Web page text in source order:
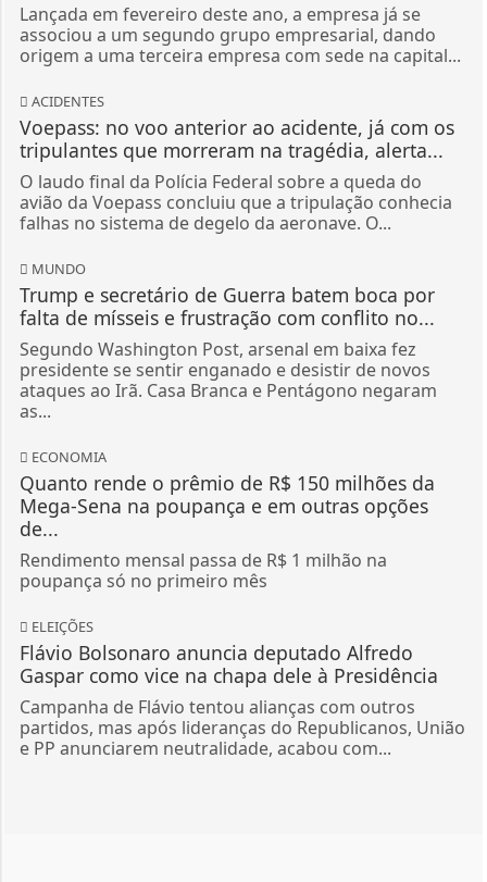
Lançada em fevereiro deste ano, a empresa já se
associou a um segundo grupo empresarial, dando
origem a uma terceira empresa com sede na capital...
ACIDENTES
Voepass: no voo anterior ao acidente, já com os
tripulantes que morreram na tragédia, alerta...
O laudo final da Polícia Federal sobre a queda do
avião da Voepass concluiu que a tripulação conhecia
falhas no sistema de degelo da aeronave. O...
MUNDO
Trump e secretário de Guerra batem boca por
falta de mísseis e frustração com conflito no...
Segundo Washington Post, arsenal em baixa fez
presidente se sentir enganado e desistir de novos
ataques ao Irã. Casa Branca e Pentágono negaram
as...
ECONOMIA
Quanto rende o prêmio de R$ 150 milhões da
Mega-Sena na poupança e em outras opções
de...
Rendimento mensal passa de R$ 1 milhão na
poupança só no primeiro mês
ELEIÇÕES
Flávio Bolsonaro anuncia deputado Alfredo
Gaspar como vice na chapa dele à Presidência
Campanha de Flávio tentou alianças com outros
partidos, mas após lideranças do Republicanos, União
e PP anunciarem neutralidade, acabou com...